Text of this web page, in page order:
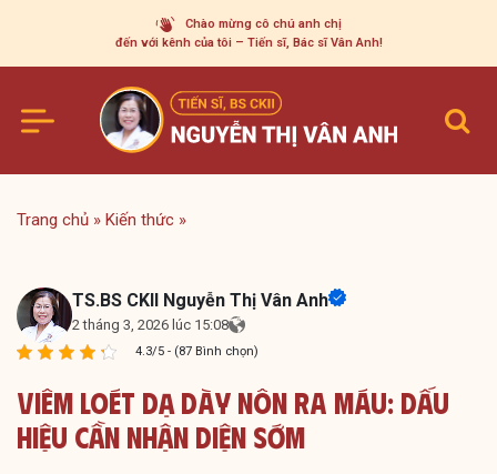
content
Chào mừng cô chú anh chị
đến với kênh của tôi – Tiến sĩ, Bác sĩ Vân Anh!
Trang chủ » Kiến thức »
TS.BS CKII Nguyễn Thị Vân Anh
2 tháng 3, 2026 lúc 15:08
4.3/5 - (87 Bình chọn)
Viêm Loét Dạ Dày Nôn Ra Máu: Dấu
Hiệu Cần Nhận Diện Sớm